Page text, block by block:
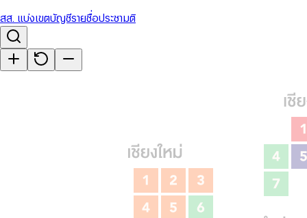
สส. แบ่งเขตบัญชีรายชื่อประชามติ